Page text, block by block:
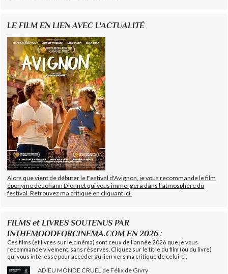
LE FILM EN LIEN AVEC L'ACTUALITÉ
Alors que vient de débuter le Festival d'Avignon, je vous recommande le film
éponyme de Johann Dionnet qui vous immergera dans l'atmosphère du
festival. Retrouvez ma critique en cliquant ici.
FILMS et LIVRES SOUTENUS PAR
INTHEMOODFORCINEMA.COM EN 2026 :
Ces films (et livres sur le cinéma) sont ceux de l'année 2026 que je vous
recommande vivement, sans réserves. Cliquez sur le titre du film (ou du livre)
qui vous intéresse pour accéder au lien vers ma critique de celui-ci.
ADIEU MONDE CRUEL de Félix de Givry